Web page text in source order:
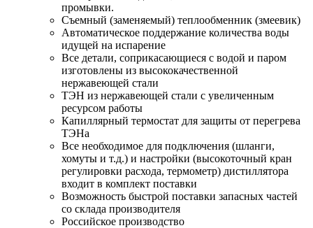
промывки.
Съемный (заменяемый) теплообменник (змеевик)
Автоматическое поддержание количества воды
идущей на испарение
Все детали, соприкасающиеся с водой и паром
изготовлены из высококачественной
нержавеющей стали
ТЭН из нержавеющей стали с увеличенным
ресурсом работы
Капиллярный термостат для защиты от перегрева
ТЭНа
Все необходимое для подключения (шланги,
хомуты и т.д.) и настройки (высокоточный кран
регулировки расхода, термометр) дистиллятора
входит в комплект поставки
Возможность быстрой поставки запасных частей
со склада производителя
Российское производство